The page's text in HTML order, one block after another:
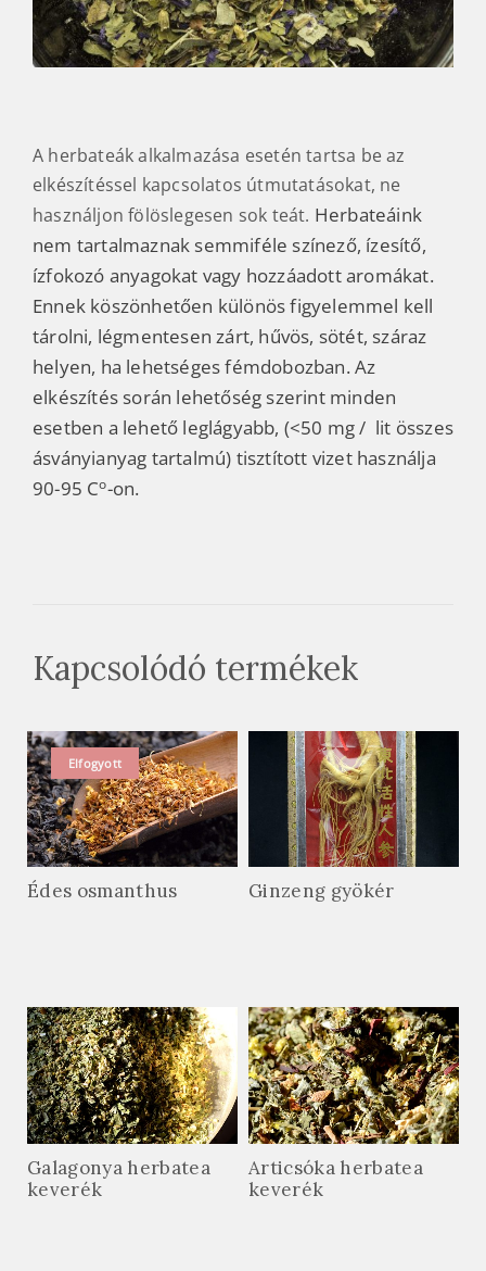
A herbateák alkalmazása esetén tartsa be az
elkészítéssel kapcsolatos útmutatásokat, ne
használjon fölöslegesen sok teát. Herbateáink
nem tartalmaznak semmiféle színező, ízesítő,
ízfokozó anyagokat vagy hozzáadott aromákat.
Ennek köszönhetően különös figyelemmel kell
tárolni, légmentesen zárt, hűvös, sötét, száraz
helyen, ha lehetséges fémdobozban. Az
elkészítés során lehetőség szerint minden
esetben a lehető leglágyabb, (<50 mg / lit összes
ásványianyag tartalmú) tisztított vizet használja
90-95 Co-on.
Kapcsolódó termékek
Elfogyott
Édes osmanthus Ginzeng gyökér
Galagonya herbatea
keverék
Articsóka herbatea
keverék